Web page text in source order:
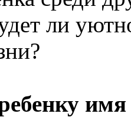
ли
имя